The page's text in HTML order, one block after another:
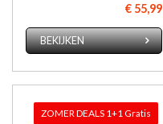
€ 55,99
BEKIJKEN
ZOMER DEALS 1+1 Gratis